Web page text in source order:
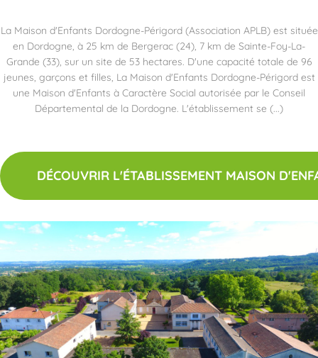
La Maison d'Enfants Dordogne-Périgord (Association APLB) est située
en Dordogne, à 25 km de Bergerac (24), 7 km de Sainte-Foy-La-
Grande (33), sur un site de 53 hectares. D'une capacité totale de 96
jeunes, garçons et filles, La Maison d'Enfants Dordogne-Périgord est
une Maison d'Enfants à Caractère Social autorisée par le Conseil
Départemental de la Dordogne. L'établissement se (...)
DÉCOUVRIR L'ÉTABLISSEMENT MAISON